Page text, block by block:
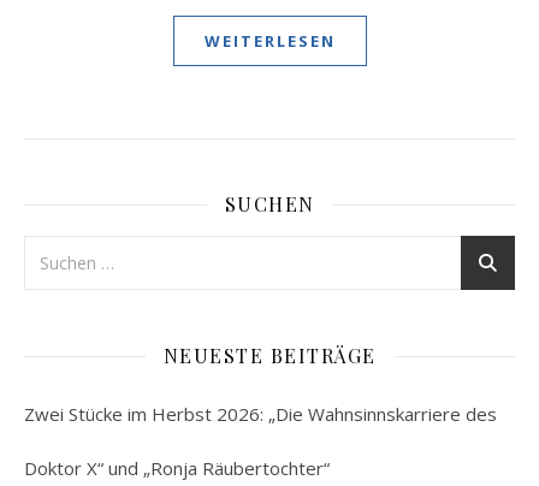
WEITERLESEN
SUCHEN
NEUESTE BEITRÄGE
Zwei Stücke im Herbst 2026: „Die Wahnsinnskarriere des
Doktor X“ und „Ronja Räubertochter“